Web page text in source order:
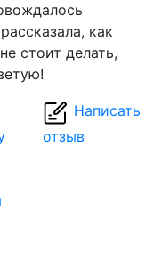
как
стоит делать,
Написать
отзыв